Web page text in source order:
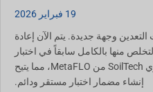
وجهة جديدة. يتم الآن إعادة
منها بالكامل سابقاً في اختبار
تجريبي باستخدام البوليمر الحيوي SoilTech من MetaFLO، مما يتيح
مضمار اختبار مستقر ودائم.